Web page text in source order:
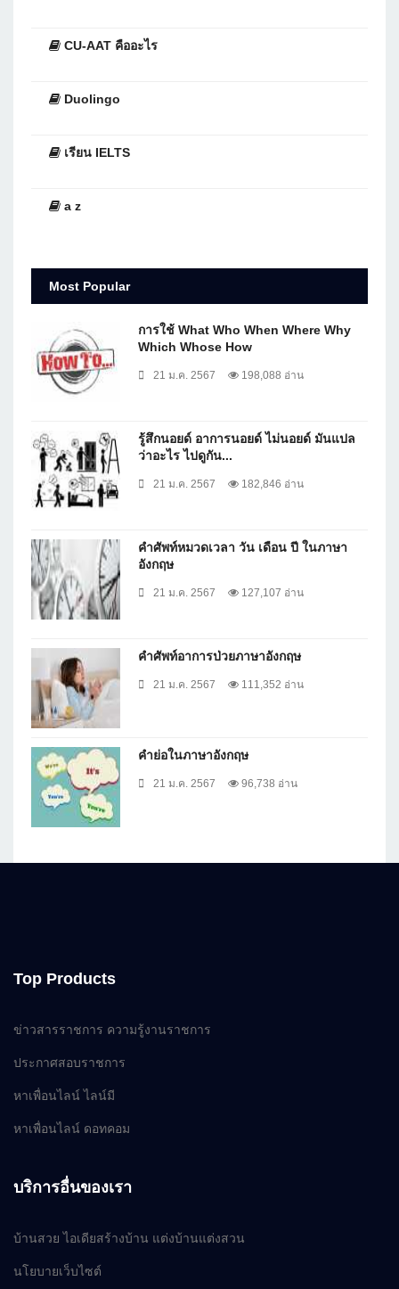
CU-AAT คืออะไร
Duolingo
เรียน IELTS
a z
Most Popular
การใช้ What Who When Where Why
Which Whose How
21 ม.ค. 2567 198,088 อ่าน
รู้สึกนอยด์ อาการนอยด์ ไม่นอยด์ มันแปล
ว่าอะไร ไปดูกัน...
21 ม.ค. 2567 182,846 อ่าน
คำศัพท์หมวดเวลา วัน เดือน ปี ในภาษา
อังกฤษ
21 ม.ค. 2567 127,107 อ่าน
คำศัพท์อาการป่วยภาษาอังกฤษ
21 ม.ค. 2567 111,352 อ่าน
คำย่อในภาษาอังกฤษ
21 ม.ค. 2567 96,738 อ่าน
Top Products
ข่าวสารราชการ ความรู้งานราชการ
ประกาศสอบราชการ
หาเพื่อนไลน์ ไลน์มี
หาเพื่อนไลน์ ดอทคอม
บริการอื่นของเรา
บ้านสวย ไอเดียสร้างบ้าน แต่งบ้านแต่งสวน
นโยบายเว็บไซต์